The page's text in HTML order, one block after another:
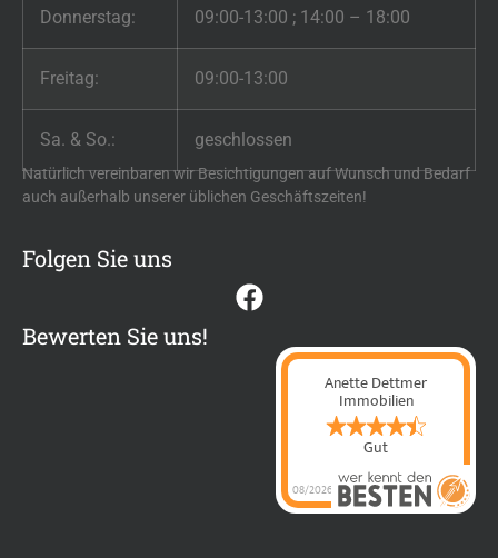
Donnerstag: 09:00-13:00 ; 14:00 – 18:00
Freitag: 09:00-13:00
Sa. & So.: geschlossen
Natürlich vereinbaren wir Besichtigungen auf Wunsch und Bedarf
auch außerhalb unserer üblichen Geschäftszeiten!
Folgen Sie uns
Bewerten Sie uns!
Anette Dettmer
Immobilien
Gut
08/2026 Anette Dettmer
Immobilienhat4.4